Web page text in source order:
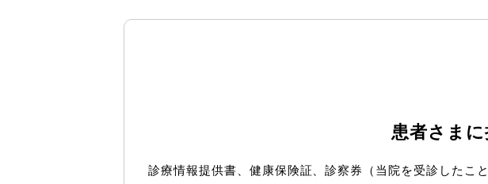
患者さま
診療情報提供書、健康保険証、診察券（当院を受診したこ